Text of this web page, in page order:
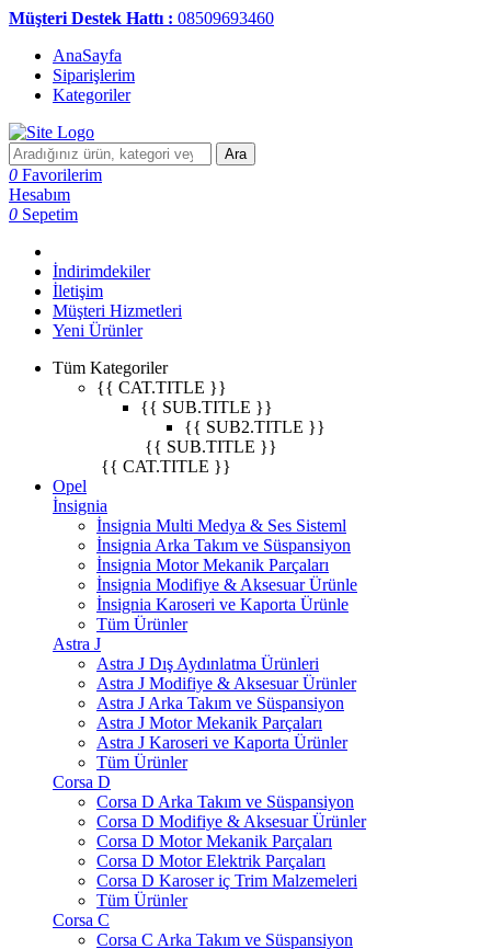
Müşteri Destek Hattı : 08509693460
AnaSayfa
Siparişlerim
Kategoriler
Ara
0 Favorilerim
Hesabım
0 Sepetim
İndirimdekiler
İletişim
Müşteri Hizmetleri
Yeni Ürünler
Tüm Kategoriler
{{ CAT.TITLE }}
{{ SUB.TITLE }}
{{ SUB2.TITLE }}
{{ SUB.TITLE }}
{{ CAT.TITLE }}
Opel
İnsignia
İnsignia Multi Medya & Ses Sisteml
İnsignia Arka Takım ve Süspansiyon
İnsignia Motor Mekanik Parçaları
İnsignia Modifiye & Aksesuar Ürünle
İnsignia Karoseri ve Kaporta Ürünle
Tüm Ürünler
Astra J
Astra J Dış Aydınlatma Ürünleri
Astra J Modifiye & Aksesuar Ürünler
Astra J Arka Takım ve Süspansiyon
Astra J Motor Mekanik Parçaları
Astra J Karoseri ve Kaporta Ürünler
Tüm Ürünler
Corsa D
Corsa D Arka Takım ve Süspansiyon
Corsa D Modifiye & Aksesuar Ürünler
Corsa D Motor Mekanik Parçaları
Corsa D Motor Elektrik Parçaları
Corsa D Karoser iç Trim Malzemeleri
Tüm Ürünler
Corsa C
Corsa C Arka Takım ve Süspansiyon